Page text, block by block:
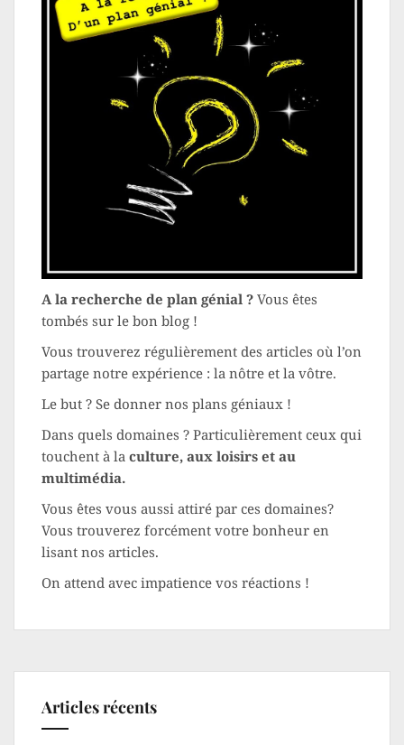
A la recherche de plan génial ? Vous êtes
tombés sur le bon blog !
Vous trouverez régulièrement des articles où l’on
partage notre expérience : la nôtre et la vôtre.
Le but ? Se donner nos plans géniaux !
Dans quels domaines ? Particulièrement ceux qui
touchent à la culture, aux loisirs et au
multimédia.
Vous êtes vous aussi attiré par ces domaines?
Vous trouverez forcément votre bonheur en
lisant nos articles.
On attend avec impatience vos réactions !
Articles récents